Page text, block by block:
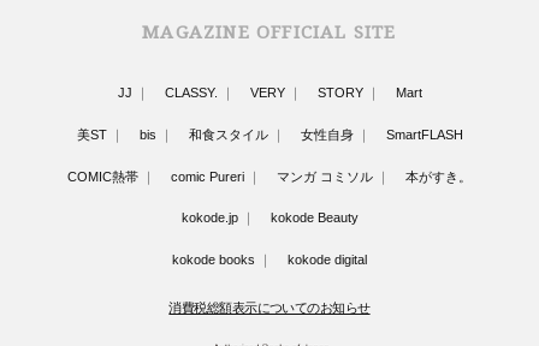
MAGAZINE OFFICIAL SITE
JJ CLASSY. VERY STORY Mart
美ST bis 和食スタイル 女性自身 SmartFLASH
COMIC熱帯 comic Pureri マンガ コミソル 本がすき。
kokode.jp kokode Beauty
kokode books kokode digital
消費税総額表示についてのお知らせ